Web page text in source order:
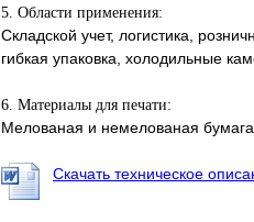
5. Области применения:
Складской учет, логистика,
гибкая упаковка, холодильные
6. Материалы для печати:
Мелованая и немелованая
Скачать техническое